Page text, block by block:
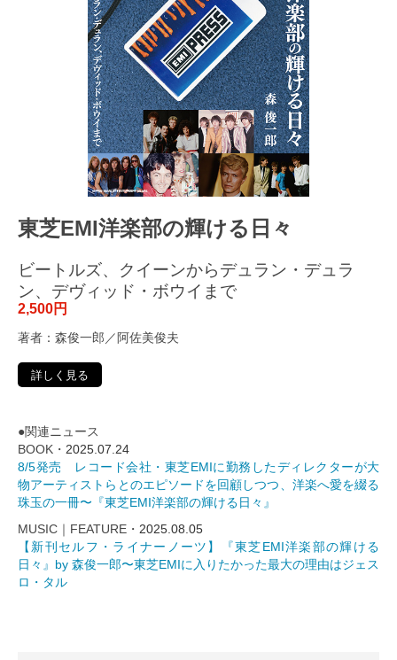
東芝EMI洋楽部の輝ける日々
ビートルズ、クイーンからデュラン・デュラ
ン、デヴィッド・ボウイまで
2,500円
著者：森俊一郎／阿佐美俊夫
詳しく見る
●関連ニュース
BOOK・ 2025.07.24
8/5発売 レコード会社・東芝EMIに勤務したディレクターが大
物アーティストらとのエピソードを回顧しつつ、洋楽へ愛を綴る
珠玉の一冊〜『東芝EMI洋楽部の輝ける日々』
MUSIC｜FEATURE・ 2025.08.05
【新刊セルフ・ライナーノーツ】『東芝EMI洋楽部の輝ける
日々』by 森俊一郎〜東芝EMIに入りたかった最大の理由はジェス
ロ・タル